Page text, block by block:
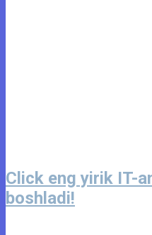
Click eng yirik IT-
boshladi!